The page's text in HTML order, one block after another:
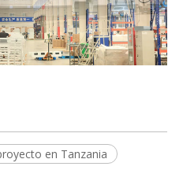
en Tanzania